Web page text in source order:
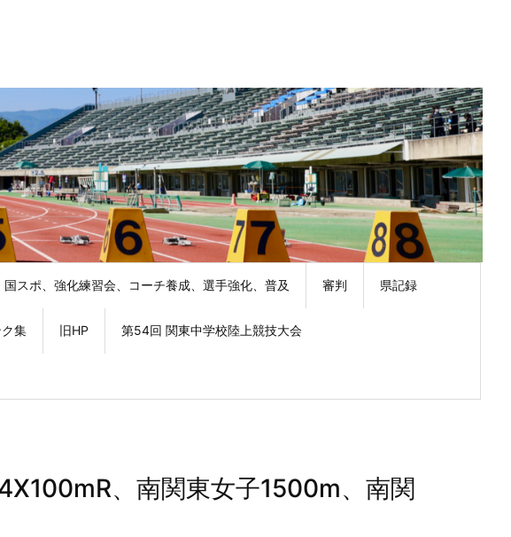
国スポ、強化練習会、コーチ養成、選手強化、普及 審判 県記録
ク集 旧HP 第54回 関東中学校陸上競技大会
、南関東女子1500m、南関